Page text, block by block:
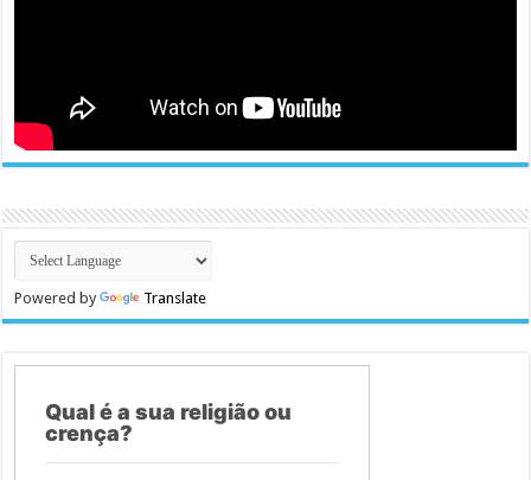
Powered by Translate
Qual é a sua religião ou
crença?